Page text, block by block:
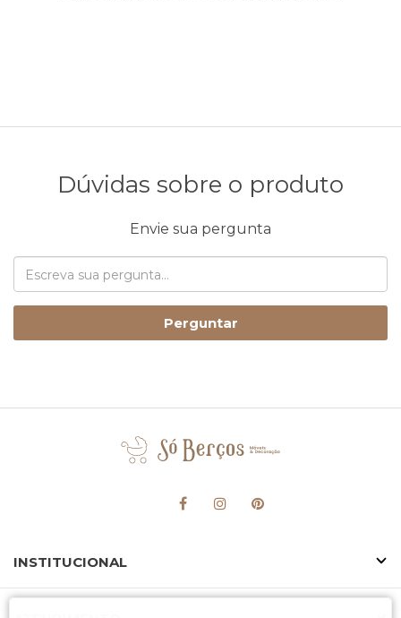
Dúvidas sobre o produto
Envie sua pergunta
Perguntar
INSTITUCIONAL